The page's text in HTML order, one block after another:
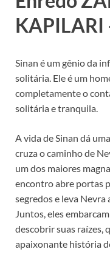
KAPILARI
Sinan é um gênio da
solitária. Ele é um
completamente o
solitária e tranquila.
A vida de Sinan dá
cruza o caminho de
um dos maiores
encontro abre portas
segredos e leva
Juntos, eles
descobrir suas raízes,
apaixonante história